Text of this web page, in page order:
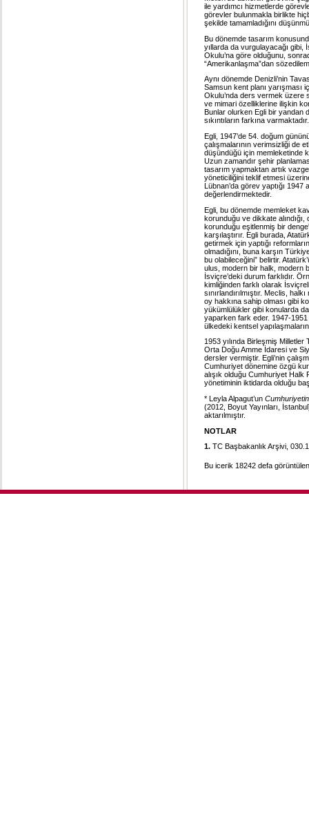
ile yardımcı hizmetlerde
görevler bulunmakla birlikte
şekilde tamamladığını
Bu dönemde tasarım
yıllarda da vurgulayacağı gibi,
Okulu’na göre olduğunu,
“Amerikanlaşma”dan
Aynı dönemde Denizli’nin
Samsun kent planı yarışması
Okulu’nda ders vermek üzere
ve mimari özelliklerine ilişkin
Bunlar olurken Egli bir yandan
sıkıntıların farkına varmaktadır.
Egli, 1947’de 54. doğum
çalışmalarının verimsizliği de
düşündüğü için memleketinde
Uzun zamandır şehir
tasarım yapmaktan artık
yöneticiliğini teklif etmesi
Lübnan’da görev yaptığı 1947
değerlendirmektedir.
Egli, bu dönemde memleket
korunduğu ve dikkate
korunduğu eşitlenmiş bir
karşılaştırır. Egli burada,
getirmek için yaptığı
olmadığını, buna karşın
bu olabileceğini” belirtir.
ulus, modern bir halk, modern
İsviçre’deki durum farklıdır.
kimliğinden farklı olarak
sınırlandırılmıştır. Meclis,
oy hakkına sahip olması gibi
yükümlülükler gibi konularda
yaparken fark eder. 1947-1951
ülkedeki kentsel
1953 yılında Birleşmiş
Orta Doğu Amme İdaresi ve
dersler vermiştir. Egli’nin
Cumhuriyet dönemine özgü
alışık olduğu Cumhuriyet Halk
yönetiminin iktidarda olduğu
* Leyla Alpagut’un
(2012, Boyut Yayınları,
aktarılmıştır.
NOTLAR
1. TC Başbakanlık Arşivi,
Bu icerik 18242 defa